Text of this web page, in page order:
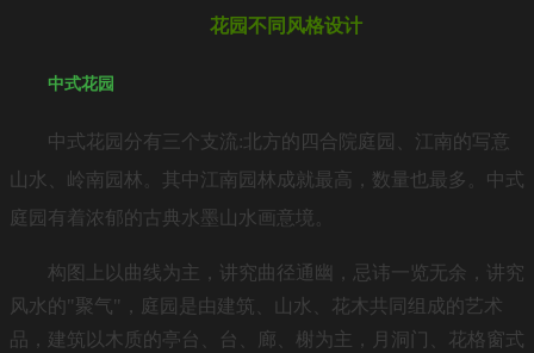
花园不同风格设计
中式花园
中式花园分有三个支流:北方的四合院庭园、江南的写意
山水、岭南园林。其中江南园林成就最高，数量也最多。中式
庭园有着浓郁的古典水墨山水画意境。
构图上以曲线为主，讲究曲径通幽，忌讳一览无余，讲究
风水的"聚气"，庭园是由建筑、山水、花木共同组成的艺术
品，建筑以木质的亭台、台、廊、榭为主，月洞门、花格窗式